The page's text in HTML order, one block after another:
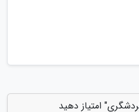
امتیاز دهید